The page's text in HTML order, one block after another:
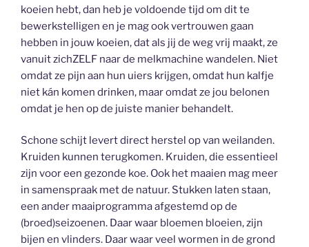
koeien hebt, dan heb je voldoende tijd om dit te
bewerkstelligen en je mag ook vertrouwen gaan
hebben in jouw koeien, dat als jij de weg vrij maakt, ze
vanuit zichZELF naar de melkmachine wandelen. Niet
omdat ze pijn aan hun uiers krijgen, omdat hun kalfje
niet kán komen drinken, maar omdat ze jou belonen
omdat je hen op de juiste manier behandelt.
Schone schijt levert direct herstel op van weilanden.
Kruiden kunnen terugkomen. Kruiden, die essentieel
zijn voor een gezonde koe. Ook het maaien mag meer
in samenspraak met de natuur. Stukken laten staan,
een ander maaiprogramma afgestemd op de
(broed)seizoenen. Daar waar bloemen bloeien, zijn
bijen en vlinders. Daar waar veel wormen in de grond